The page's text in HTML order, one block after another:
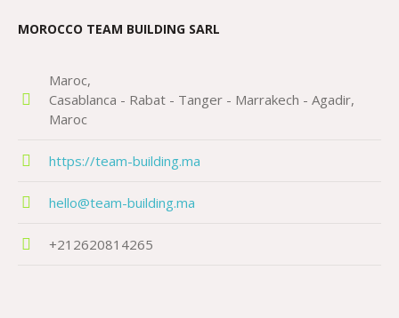
MOROCCO TEAM BUILDING SARL
Maroc
Casablanca - Rabat - Tanger - Marrakech - Agadir
Maroc
https://team-building.ma
hello@team-building.ma
+212620814265